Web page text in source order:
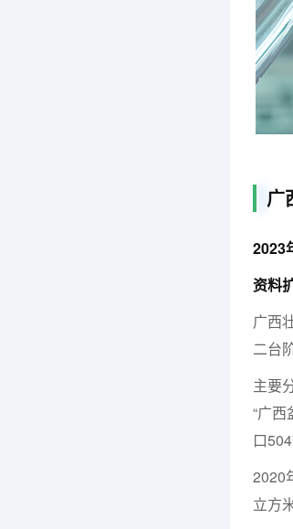
广
2023
资料
广西
二台
主要
“广
口
2020
立方